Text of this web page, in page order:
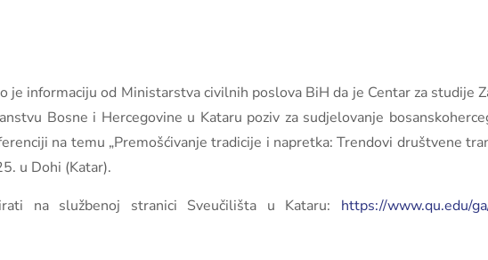
informaciju od Ministarstva civilnih poslova BiH da je Centar za studije
Bosne i Hercegovine u Kataru poziv za sudjelovanje
na temu „Premošćivanje tradicije i napretka: Trendovi društvene
u Dohi (Katar).
na službenoj stranici Sveučilišta u Kataru: https://www.qu.edu/